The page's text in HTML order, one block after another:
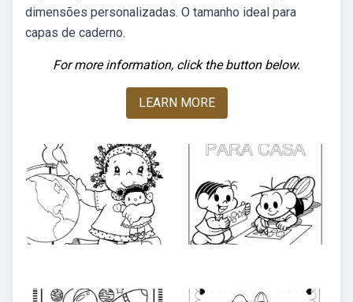
dimensões personalizadas. O tamanho ideal para
capas de caderno.
For more information, click the button below.
LEARN MORE